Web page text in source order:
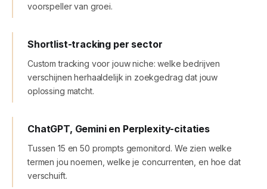
voorspeller van groei.
Shortlist-tracking per sector
Custom tracking voor jouw niche: welke bedrijven
verschijnen herhaaldelijk in zoekgedrag dat jouw
oplossing matcht.
ChatGPT, Gemini en Perplexity-citaties
Tussen 15 en 50 prompts gemonitord. We zien welke
termen jou noemen, welke je concurrenten, en hoe dat
verschuift.